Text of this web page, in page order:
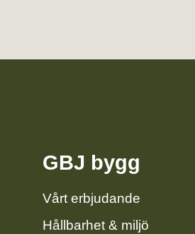
GBJ bygg
Vårt erbjudande
Hållbarhet & miljö